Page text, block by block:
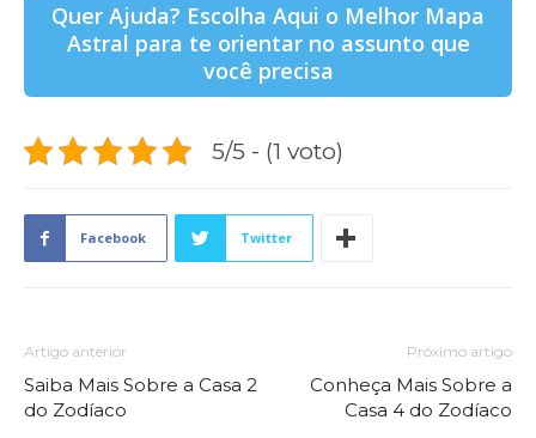
Quer Ajuda? Escolha Aqui o Melhor Mapa
Astral para te orientar no assunto que
você precisa
5/5 - (1 voto)
Facebook Twitter
Artigo anterior
Saiba Mais Sobre a Casa 2
do Zodíaco
Próximo artigo
Conheça Mais Sobre a
Casa 4 do Zodíaco